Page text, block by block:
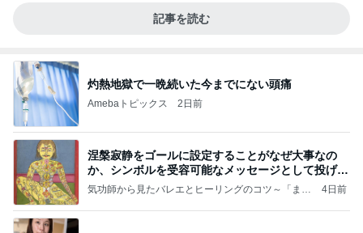
記事を読む
灼熱地獄で一晩続いた今までにない頭痛
Amebaトピックス 2日前
涅槃寂静をゴールに設定することがなぜ大事なの
か、シンボルを受容可能なメッセージとして投げる
ことが
気功師から見たバレエとヒーリングのコツ～「まと
4日前